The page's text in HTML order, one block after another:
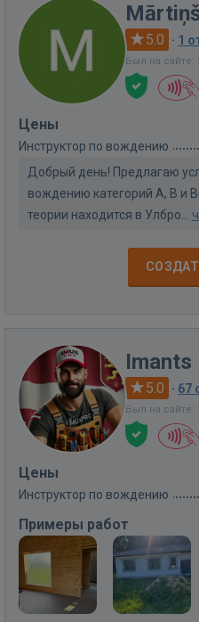
5.0 · 1
Был на сайте:
Цены
Инструктор по вождению
Добрый день! Предлагаю
вождению категорий А, В и
теории находится в Улбрo...
Imants
5.0 · 67
Был на сайте:
Цены
Инструктор по вождению
Примеры работ